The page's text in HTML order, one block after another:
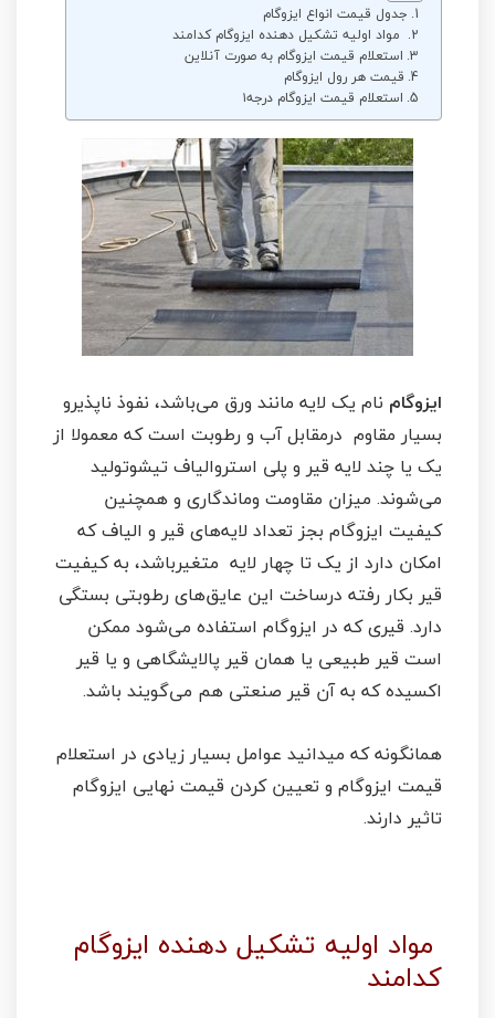
جدول قیمت انواع ایزوگام
مواد اولیه تشکیل دهنده ایزوگام کدامند
استعلام قیمت ایزوگام به صورت آنلاین
قیمت هر رول ایزوگام
استعلام قیمت ایزوگام درجه۱
ایزوگام نام یک لایه مانند ورق می‌باشد، نفوذ ناپذیرو
بسیار مقاوم درمقابل آب و رطوبت است که معمولا از
یک یا چند لایه قیر و پلی استروالیاف تیشوتولید
می‌شوند. میزان مقاومت وماندگاری و همچنین
کیفیت ایزوگام بجز تعداد لایه‌های قیر و الیاف که
امکان دارد از یک تا چهار لایه متغیرباشد، به کیفیت
قیر بکار رفته درساخت این عایق‌های رطوبتی بستگی
دارد. قیری که در ایزوگام استفاده می‌شود ممکن
است قیر طبیعی یا همان قیر پالایشگاهی و یا قیر
اکسیده که به آن قیر صنعتی هم می‌گویند باشد.
همانگونه که میدانید عوامل بسیار زیادی در استعلام
قیمت ایزوگام و تعیین کردن قیمت نهایی ایزوگام
تاثیر دارند.
مواد اولیه تشکیل دهنده ایزوگام
کدامند